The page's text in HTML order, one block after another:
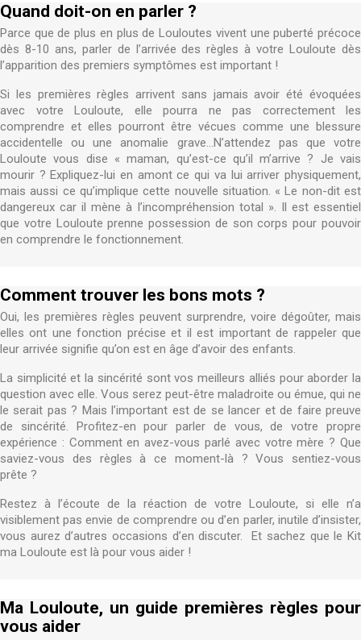
Quand doit-on en parler ?
Parce que de plus en plus de Louloutes vivent une puberté précoce
dès 8-10 ans, parler de l’arrivée des règles à votre Louloute dès
l’apparition des premiers symptômes est important !
Si les premières règles arrivent sans jamais avoir été évoquées
avec votre Louloute, elle pourra ne pas correctement les
comprendre et elles pourront être vécues comme une blessure
accidentelle ou une anomalie grave…N’attendez pas que votre
Louloute vous dise « maman, qu’est-ce qu’il m’arrive ? Je vais
mourir ? Expliquez-lui en amont ce qui va lui arriver physiquement,
mais aussi ce qu’implique cette nouvelle situation. « Le non-dit est
dangereux car il mène à l’incompréhension total ». Il est essentiel
que votre Louloute prenne possession de son corps pour pouvoir
en comprendre le fonctionnement.
Comment trouver les bons mots ?
Oui, les premières règles peuvent surprendre, voire dégoûter, mais
elles ont une fonction précise et il est important de rappeler que
leur arrivée signifie qu’on est en âge d’avoir des enfants.
La simplicité et la sincérité sont vos meilleurs alliés pour aborder la
question avec elle. Vous serez peut-être maladroite ou émue, qui ne
le serait pas ? Mais l’important est de se lancer et de faire preuve
de sincérité. Profitez-en pour parler de vous, de votre propre
expérience : Comment en avez-vous parlé avec votre mère ? Que
saviez-vous des règles à ce moment-là ? Vous sentiez-vous
prête ?
Restez à l’écoute de la réaction de votre Louloute, si elle n’a
visiblement pas envie de comprendre ou d’en parler, inutile d’insister,
vous aurez d’autres occasions d’en discuter. Et sachez que le Kit
ma Louloute est là pour vous aider !
Ma Louloute, un guide premières règles pour
vous aider